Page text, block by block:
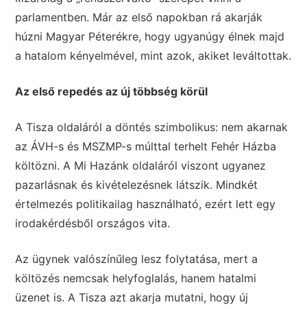
parlamentben. Már az első napokban rá akarják
húzni Magyar Péterékre, hogy ugyanúgy élnek majd
a hatalom kényelmével, mint azok, akiket leváltottak.
Az első repedés az új többség körül
A Tisza oldaláról a döntés szimbolikus: nem akarnak
az ÁVH-s és MSZMP-s múlttal terhelt Fehér Házba
költözni. A Mi Hazánk oldaláról viszont ugyanez
pazarlásnak és kivételezésnek látszik. Mindkét
értelmezés politikailag használható, ezért lett egy
irodakérdésből országos vita.
Az ügynek valószínűleg lesz folytatása, mert a
költözés nemcsak helyfoglalás, hanem hatalmi
üzenet is. A Tisza azt akarja mutatni, hogy új